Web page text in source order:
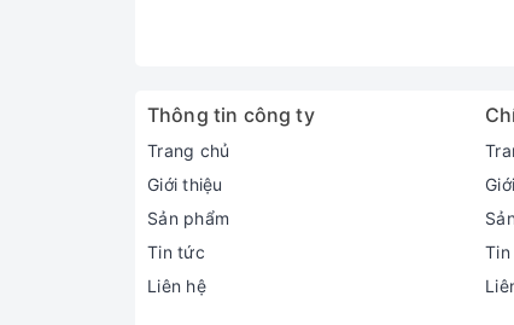
Thông tin công ty
Trang chủ
Giới thiệu
Sản phẩm
Tin tức
Liên hệ